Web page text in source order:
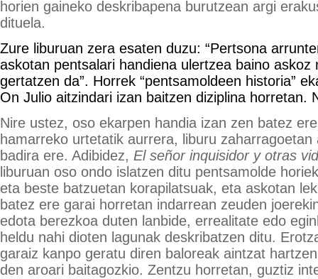
horien gaineko deskribapena burutzean argi
dituela.
Zure liburuan zera esaten duzu: “Pertsona
askotan pentsalari handiena ulertzea baino askoz
gertatzen da”. Horrek “pentsamoldeen historia”
On Julio aitzindari izan baitzen diziplina horretan.
Nire ustez, oso ekarpen handia izan zen batez
hamarreko urtetatik aurrera, liburu zaharragoetan
badira ere. Adibidez, El señor inquisidor y otras
liburuan oso ondo islatzen ditu pentsamolde
eta beste batzuetan korapilatsuak, eta askotan
batez ere garai horretan indarrean zeuden
edota berezkoa duten lanbide, errealitate edo
heldu nahi dioten lagunak deskribatzen ditu.
garaiz kanpo geratu diren baloreak aintzat
den aroari baitagozkio. Zentzu horretan, guztiz